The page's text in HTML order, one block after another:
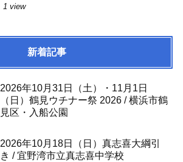
1 view
新着記事
2026年10月31日（土）・11月1日
（日）鶴見ウチナー祭 2026 / 横浜市鶴
見区・入船公園
2026年10月18日（日）真志喜大綱引
き / 宜野湾市立真志喜中学校